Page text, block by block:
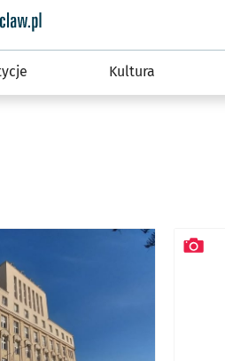
Serwis informacyjny
Kultura